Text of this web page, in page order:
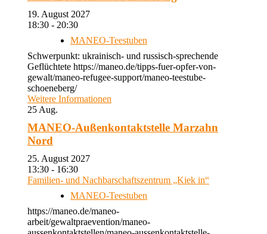
19. August 2027
18:30 - 20:30
MANEO-Teestuben
Schwerpunkt: ukrainisch- und russisch-sprechende
Geflüchtete https://maneo.de/tipps-fuer-opfer-von-
gewalt/maneo-refugee-support/maneo-teestube-
schoeneberg/
Weitere Informationen
25 Aug.
MANEO-Außenkontaktstelle Marzahn
Nord
25. August 2027
13:30 - 16:30
Familien- und Nachbarschaftszentrum „Kiek in“
MANEO-Teestuben
https://maneo.de/maneo-
arbeit/gewaltpraevention/maneo-